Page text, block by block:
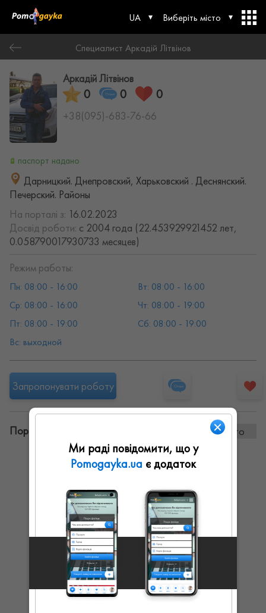
UA Виберіть місто
Специалист Аркадій Літвінов
Аркадій Літвінов
0 0 0
+38(095)-683-76-66
паспорт надано
Дарницкий. Днепровский, Харьковский . Деснянский.
Печерский. Районы
На порталі з: 16.02.2023
Досвід роботи: с 2004 года (22.453929921452 лет,
0.058790017930733 месяцев)
Режим работы:
Пн: 08:00 - 16:00
Вт: 08:00 - 16:00
Ср: 08:00 - 16:00
Чт: 08:00 - 19:00
Пт: 08:00 - 19:00
Сб: 08:00 - 19:00
Вс: выходной
Запропонувати роботу
Портфоліо винаних робіт: 6 фото
Ми раді повідомити, що у
Pomogayka.ua є додаток